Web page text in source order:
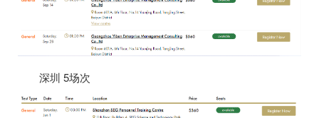
深圳 5场次